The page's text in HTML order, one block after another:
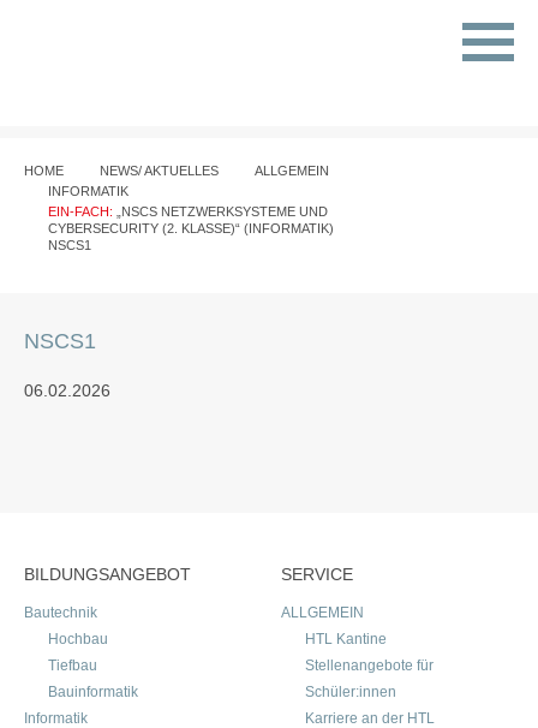
HOME NEWS/ AKTUELLES
ALLGEMEIN
INFORMATIK
EIN-FACH:
„NSCS NETZWERKSYSTEME UND
CYBERSECURITY (2. KLASSE)“ (INFORMATIK)
NSCS1
NSCS1
06.02.2026
BILDUNGSANGEBOT
Bautechnik
Hochbau
Tiefbau
Bauinformatik
Informatik
SERVICE
ALLGEMEIN
HTL Kantine
Stellenangebote für
Schüler:innen
Karriere an der HTL